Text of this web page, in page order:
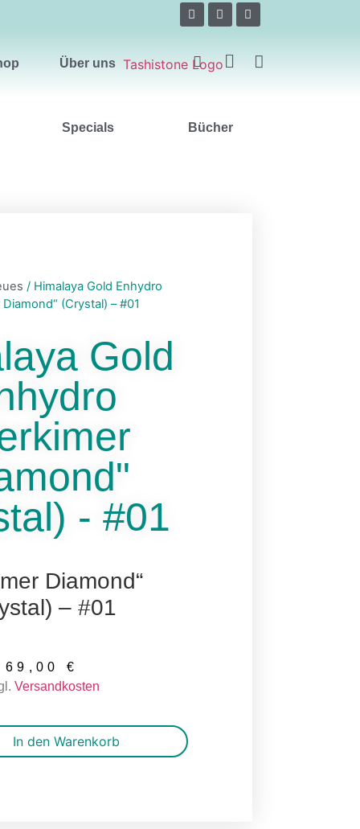
Über uns
Specials Bücher
/ Himalaya Gold Enhydro
(Crystal) – #01
Gold
- #01
Diamond“
– #01
69,00€
Versandkosten
In den Warenkorb